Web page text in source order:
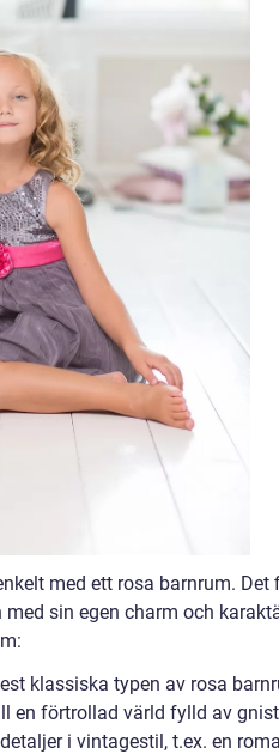
med ett rosa barnrum. Det
sin egen charm och
klassiska typen av rosa
en förtrollad värld fylld av
i vintagestil, t.ex. en